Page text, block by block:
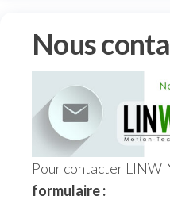
Nous
Pour contacter
formulaire :